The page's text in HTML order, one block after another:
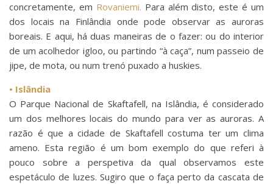
concretamente, em Rovaniemi. Para além disto, este é um
dos locais na Finlândia onde pode observar as auroras
boreais. E aqui, há duas maneiras de o fazer: ou do interior
de um acolhedor igloo, ou partindo “à caça”, num passeio de
jipe, de mota, ou num trenó puxado a huskies.
• Islândia
O Parque Nacional de Skaftafell, na Islândia, é considerado
um dos melhores locais do mundo para ver as auroras. A
razão é que a cidade de Skaftafell costuma ter um clima
ameno. Esta região é um bom exemplo do que referi à
pouco sobre a perspetiva da qual observamos este
espetáculo de luzes. Sugiro que o faça perto da cascata de